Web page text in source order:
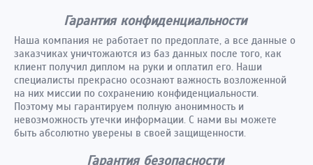
Гарантия конфиденциальности
Наша компания не работает по предоплате, а все данные о
заказчиках уничтожаются из баз данных после того, как
клиент получил диплом на руки и оплатил его. Наши
специалисты прекрасно осознают важность возложенной
на них миссии по сохранению конфиденциальности.
Поэтому мы гарантируем полную анонимность и
невозможность утечки информации. С нами вы можете
быть абсолютно уверены в своей защищенности.
Гарантия безопасности